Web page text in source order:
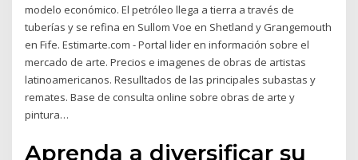
modelo económico. El petróleo llega a tierra a través de
tuberías y se refina en Sullom Voe en Shetland y Grangemouth
en Fife. Estimarte.com - Portal lider en información sobre el
mercado de arte. Precios e imagenes de obras de artistas
latinoamericanos. Resulltados de las principales subastas y
remates. Base de consulta online sobre obras de arte y
pintura…
Aprenda a diversificar su